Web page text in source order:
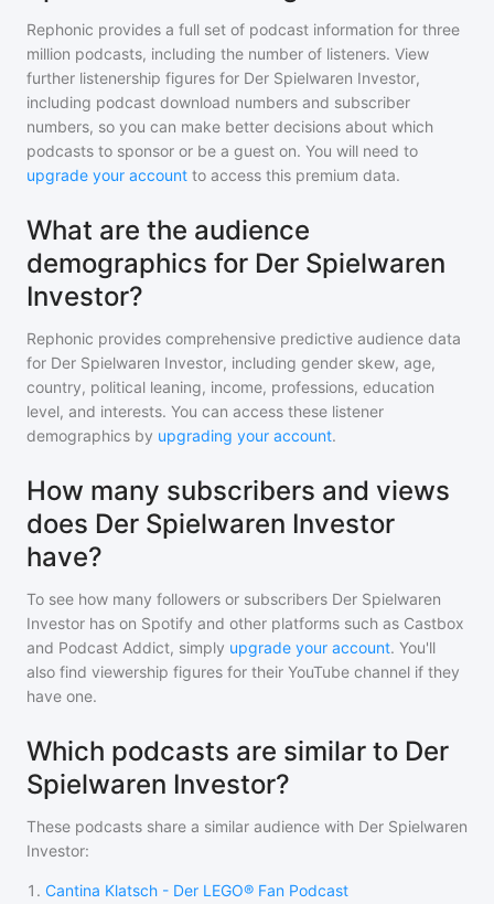
Rephonic provides a full set of podcast information for three
million podcasts, including the number of listeners. View
further listenership figures for Der Spielwaren Investor,
including podcast download numbers and subscriber
numbers, so you can make better decisions about which
podcasts to sponsor or be a guest on. You will need to
upgrade your account to access this premium data.
What are the audience
demographics for Der Spielwaren
Investor?
Rephonic provides comprehensive predictive audience data
for Der Spielwaren Investor, including gender skew, age,
country, political leaning, income, professions, education
level, and interests. You can access these listener
demographics by upgrading your account.
How many subscribers and views
does Der Spielwaren Investor
have?
To see how many followers or subscribers Der Spielwaren
Investor has on Spotify and other platforms such as Castbox
and Podcast Addict, simply upgrade your account. You'll
also find viewership figures for their YouTube channel if they
have one.
Which podcasts are similar to Der
Spielwaren Investor?
These podcasts share a similar audience with Der Spielwaren
Investor:
1 . Cantina Klatsch - Der LEGO® Fan Podcast